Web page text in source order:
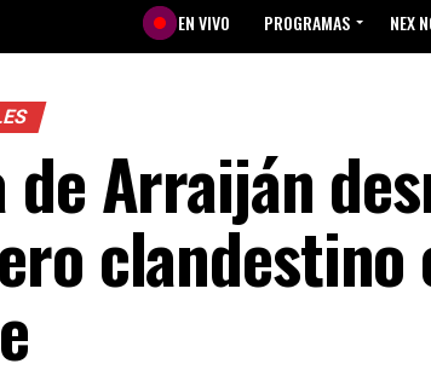
EN VIVO PROGRAMAS NEX
Arraiján
clandestino